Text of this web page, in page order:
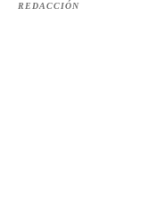
REDACCIÓN